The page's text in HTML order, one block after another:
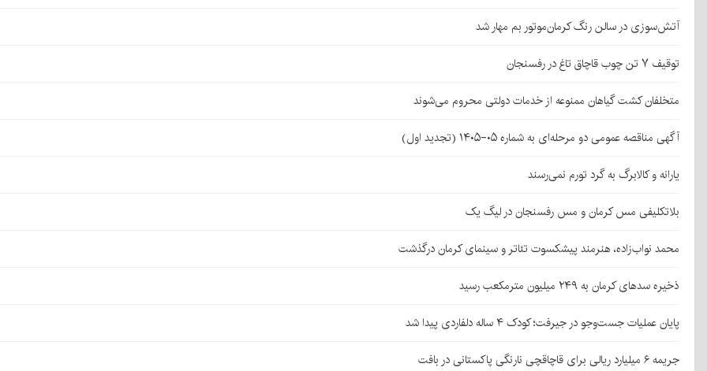
آتش‌سوزی در سالن رنگ کرمان‌موتور بم مهار شد
توقیف ۷ تن چوب قاچاق تاغ در رفسنجان
متخلفان کشت گیاهان ممنوعه از خدمات دولتی محروم می‌شوند
آگهی مناقصه عمومی دو مرحله‌ای به شماره ۰۵-۱۴۰۵ (تجدید اول)
یارانه و کالابرگ به گرد تورم نمی‌رسند
بلاتکلیفی مس کرمان و مس رفسنجان در لیگ یک
محمد نواب‌زاده، هنرمند پیشکسوت تئاتر و سینمای کرمان درگذشت
ذخیره سدهای کرمان به ۲۴۹ میلیون مترمکعب رسید
پایان عملیات جست‌وجو در جیرفت؛ کودک ۴ ساله دلفاردی پیدا شد
جریمه ۶ میلیارد ریالی برای قاچاقچی نارنگی پاکستانی در بافت